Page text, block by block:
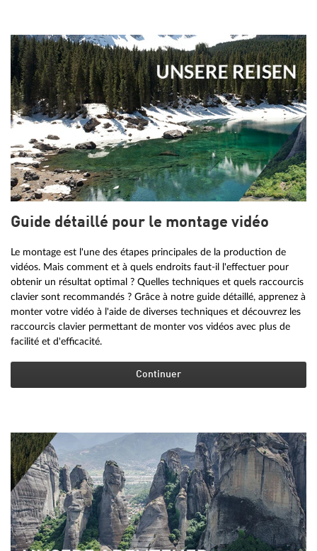
Guide détaillé pour le montage vidéo
Le montage est l'une des étapes principales de la production de
vidéos. Mais comment et à quels endroits faut-il l'effectuer pour
obtenir un résultat optimal ? Quelles techniques et quels raccourcis
clavier sont recommandés ? Grâce à notre guide détaillé, apprenez à
monter votre vidéo à l'aide de diverses techniques et découvrez les
raccourcis clavier permettant de monter vos vidéos avec plus de
facilité et d'efficacité.
Continuer